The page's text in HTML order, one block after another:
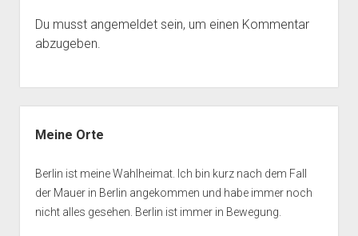
Du musst angemeldetsein, um einen Kommentar
abzugeben.
Meine Orte
Berlin ist meine Wahlheimat. Ich bin kurz nach dem Fall
der Mauer in Berlin angekommen und habe immer noch
nicht alles gesehen. Berlin ist immer in Bewegung.